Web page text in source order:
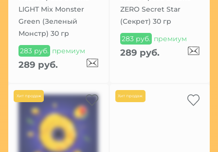
LIGHT Mix Monster
Green (Зеленый
Монстр) 30 гр
283 руб. премиум
289 руб.
ZERO Secret Star
(Секрет) 30 гр
283 руб. премиум
289 руб.
Хит продаж Хит продаж